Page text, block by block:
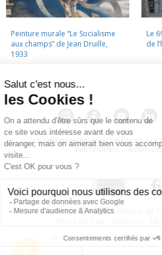
Peinture murale “Le Socialisme
aux champs” de Jean Druille,
1933
Le
de
LA CINÉMATHÈQUE · CONTACTS ·
PARTENAIRES ·
La Cinémathèque de
La Cinémathèque de Toulouse © 2015.